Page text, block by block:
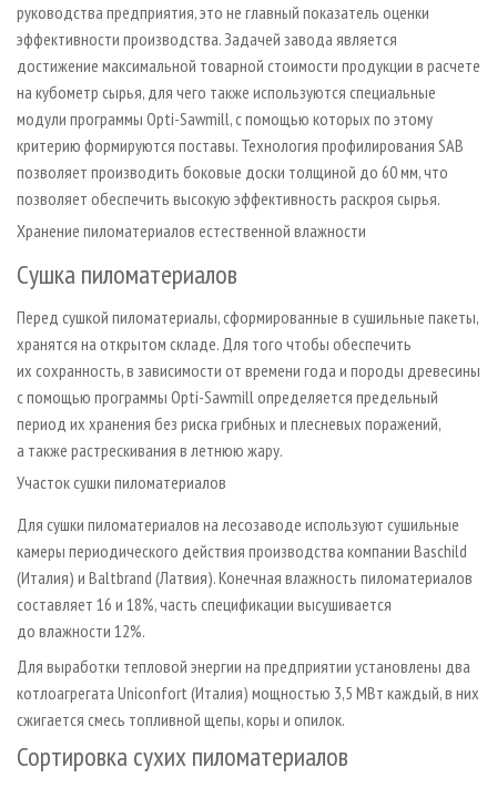
руководства предприятия, это не главный показатель оценки
эффективности производства. Задачей завода является
достижение максимальной товарной стоимости продукции в расчете
на кубометр сырья, для чего также используются специальные
модули программы Opti-Sawmill, с помощью которых по этому
критерию формируются поставы. Технология профилирования SAB
позволяет производить боковые доски толщиной до 60 мм, что
позволяет обеспечить высокую эффективность раскроя сырья.
Хранение пиломатериалов естественной влажности
Сушка пиломатериалов
Перед сушкой пиломатериалы, сформированные в сушильные пакеты,
хранятся на открытом складе. Для того чтобы обеспечить
их сохранность, в зависимости от времени года и породы древесины
с помощью программы Opti-Sawmill определяется предельный
период их хранения без риска грибных и плесневых поражений,
а также растрескивания в летнюю жару.
Участок сушки пиломатериалов
Для сушки пиломатериалов на лесозаводе используют сушильные
камеры периодического действия производства компании Baschild
(Италия) и Baltbrand (Латвия). Конечная влажность пиломатериалов
составляет 16 и 18%, часть спецификации высушивается
до влажности 12%.
Для выработки тепловой энергии на предприятии установлены два
котлоагрегата Uniconfort (Италия) мощностью 3,5 МВт каждый, в них
сжигается смесь топливной щепы, коры и опилок.
Сортировка сухих пиломатериалов